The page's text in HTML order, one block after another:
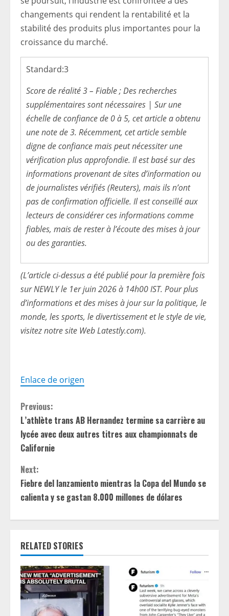
changements qui rendent la rentabilité et la
stabilité des produits plus importantes pour la
croissance du marché.
Standard:3
Score de réalité 3 – Fiable ; Des recherches
supplémentaires sont nécessaires | Sur une
échelle de confiance de 0 à 5, cet article a obtenu
une note de 3. Récemment, cet article semble
digne de confiance mais peut nécessiter une
vérification plus approfondie. Il est basé sur des
informations provenant de sites d’information ou
de journalistes vérifiés (Reuters), mais ils n’ont
pas de confirmation officielle. Il est conseillé aux
lecteurs de considérer ces informations comme
fiables, mais de rester à l’écoute des mises à jour
ou des garanties.
(L’article ci-dessus a été publié pour la première fois
sur NEWLY le 1er juin 2026 à 14h00 IST. Pour plus
d’informations et des mises à jour sur la politique, le
monde, les sports, le divertissement et le style de vie,
visitez notre site Web Latestly.com).
Enlace de origen
C
o
n
t
i
n
u
e
R
e
Previous:
L’athlète trans AB Hernandez termine sa carrière au
lycée avec deux autres titres aux championnats de
Californie
Next:
Fiebre del lanzamiento mientras la Copa del Mundo se
calienta y se gastan 8.000 millones de dólares
RELATED STORIES